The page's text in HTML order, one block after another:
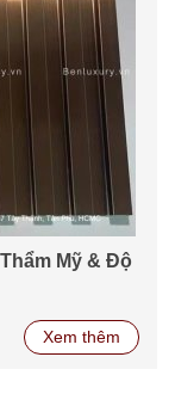
Mỹ & Độ
Xem thêm